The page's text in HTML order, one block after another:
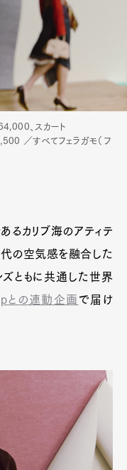
、スカート
／すべてフェラガモ（フ
るカリブ海のアティテ
代の空気感を融合した
ズともに共通した世界
との連動企画 で届け